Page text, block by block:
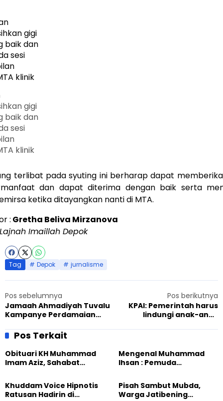
gigi
baik dan
sesi
klinik
terlibat pada syuting ini berharap dapat
dan dapat diterima dengan baik serta
ketika ditayangkan nanti di MTA.
: Gretha Beliva Mirzanova
Imaillah Depok
Tag Depok jurnalisme
Pos sebelumnya
Jamaah Ahmadiyah Tuvalu
Kampanye Perdamaian
Pos berikutnya
KPAI: Pemerintah harus
lindungi anak-anak
pengusiran Bangka
Pos Terkait
Obituari KH Muhammad
Imam Aziz, Sahabat
yang Alim dan Bersahaja
Mengenal Muhammad
Ihsan : Pemuda
Medali Perak Olimpiade
Matematika
Khuddam Voice Hipnotis
Ratusan Hadirin di
Pisah Sambut Mubda,
Warga Jatibening